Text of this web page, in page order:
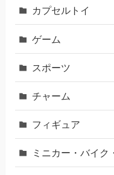
カプセルトイ
ゲーム
スポーツ
チャーム
フィギュア
ミニカー・バイク